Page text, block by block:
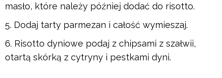
masło, które należy później dodać do risotto.
Dodaj tarty parmezan i całość wymieszaj.
Risotto dyniowe podaj z chipsami z szałwii,
otartą skórką z cytryny i pestkami dyni.